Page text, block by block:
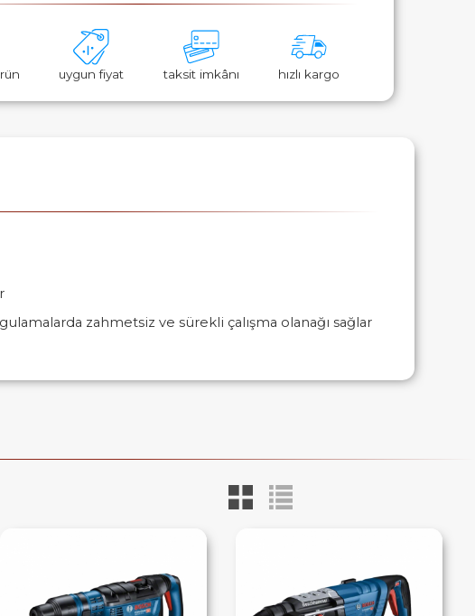
uygun fiyat taksit imkânı hızlı kargo
zahmetsiz ve sürekli çalışma olanağı sağlar